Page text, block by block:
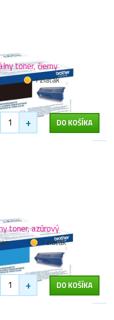
toner, čierny
1 zlaťák
+ DO KOŠÍKA
toner, azúrový
1 zlaťák
+ DO KOŠÍKA